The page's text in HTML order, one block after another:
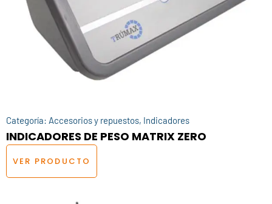
Categoría: Accesorios y repuestos, Indicadores
INDICADORES DE PESO MATRIX ZERO
VER PRODUCTO